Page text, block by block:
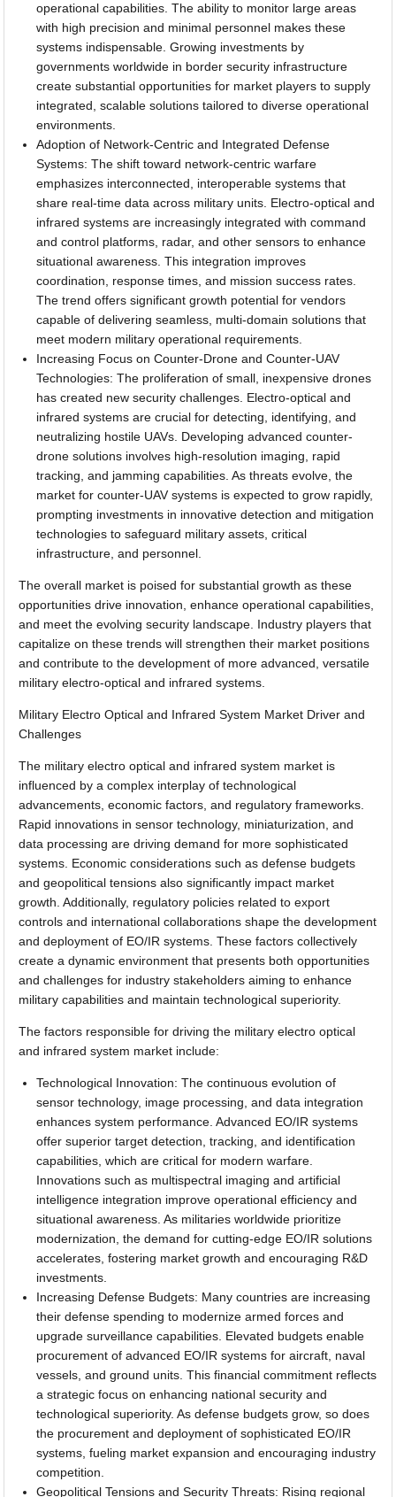
operational capabilities. The ability to monitor large areas
with high precision and minimal personnel makes these
systems indispensable. Growing investments by
governments worldwide in border security infrastructure
create substantial opportunities for market players to supply
integrated, scalable solutions tailored to diverse operational
environments.
Adoption of Network-Centric and Integrated Defense
Systems: The shift toward network-centric warfare
emphasizes interconnected, interoperable systems that
share real-time data across military units. Electro-optical and
infrared systems are increasingly integrated with command
and control platforms, radar, and other sensors to enhance
situational awareness. This integration improves
coordination, response times, and mission success rates.
The trend offers significant growth potential for vendors
capable of delivering seamless, multi-domain solutions that
meet modern military operational requirements.
Increasing Focus on Counter-Drone and Counter-UAV
Technologies: The proliferation of small, inexpensive drones
has created new security challenges. Electro-optical and
infrared systems are crucial for detecting, identifying, and
neutralizing hostile UAVs. Developing advanced counter-
drone solutions involves high-resolution imaging, rapid
tracking, and jamming capabilities. As threats evolve, the
market for counter-UAV systems is expected to grow rapidly,
prompting investments in innovative detection and mitigation
technologies to safeguard military assets, critical
infrastructure, and personnel.
The overall market is poised for substantial growth as these
opportunities drive innovation, enhance operational capabilities,
and meet the evolving security landscape. Industry players that
capitalize on these trends will strengthen their market positions
and contribute to the development of more advanced, versatile
military electro-optical and infrared systems.
Military Electro Optical and Infrared System Market Driver and
Challenges
The military electro optical and infrared system market is
influenced by a complex interplay of technological
advancements, economic factors, and regulatory frameworks.
Rapid innovations in sensor technology, miniaturization, and
data processing are driving demand for more sophisticated
systems. Economic considerations such as defense budgets
and geopolitical tensions also significantly impact market
growth. Additionally, regulatory policies related to export
controls and international collaborations shape the development
and deployment of EO/IR systems. These factors collectively
create a dynamic environment that presents both opportunities
and challenges for industry stakeholders aiming to enhance
military capabilities and maintain technological superiority.
The factors responsible for driving the military electro optical
and infrared system market include:
Technological Innovation: The continuous evolution of
sensor technology, image processing, and data integration
enhances system performance. Advanced EO/IR systems
offer superior target detection, tracking, and identification
capabilities, which are critical for modern warfare.
Innovations such as multispectral imaging and artificial
intelligence integration improve operational efficiency and
situational awareness. As militaries worldwide prioritize
modernization, the demand for cutting-edge EO/IR solutions
accelerates, fostering market growth and encouraging R&D
investments.
Increasing Defense Budgets: Many countries are increasing
their defense spending to modernize armed forces and
upgrade surveillance capabilities. Elevated budgets enable
procurement of advanced EO/IR systems for aircraft, naval
vessels, and ground units. This financial commitment reflects
a strategic focus on enhancing national security and
technological superiority. As defense budgets grow, so does
the procurement and deployment of sophisticated EO/IR
systems, fueling market expansion and encouraging industry
competition.
Geopolitical Tensions and Security Threats: Rising regional